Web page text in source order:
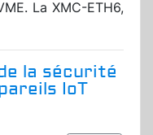
La XMC-ETH6,
la sécurité
IoT